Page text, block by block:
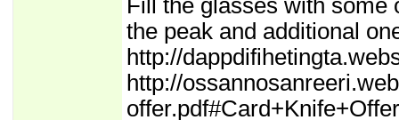
Fill the glasses with some
the peak and additional
http://
http://